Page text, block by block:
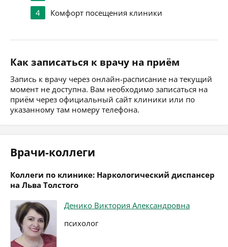
4
Комфорт посещения клиники
Как записаться к врачу на приём
Запись к врачу через онлайн-расписание на текущий
момент не доступна. Вам необходимо записаться на
приём через официальный сайт клиники или по
указанному там номеру телефона.
Врачи-коллеги
Коллеги по клинике: Наркологический диспансер
на Льва Толстого
Денико Виктория Александровна
психолог